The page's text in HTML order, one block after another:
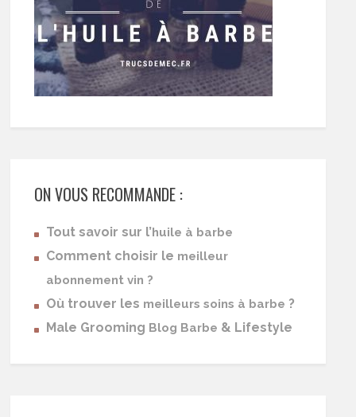
ON VOUS RECOMMANDE :
Tout savoir sur l’huile à barbe
Comment choisir le meilleur
abonnement vin ?
Où trouver les meilleurs soins à barbe ?
Male Grooming Blog Barbe & Lifestyle